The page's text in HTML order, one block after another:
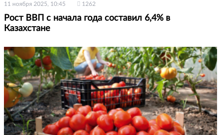
11 ноября 2025, 10:45 1262
Рост ВВП с начала года составил 6,4% в
Казахстане